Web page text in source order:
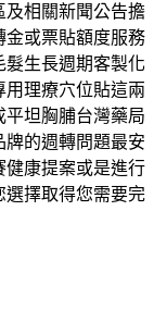
及相關新聞公告擔
金或票貼額度服務
髮生長週期客製化
用理療穴位貼這兩
平坦胸脯台灣藥局
牌的週轉問題最安
健康提案或是進行
選擇取得您需要完